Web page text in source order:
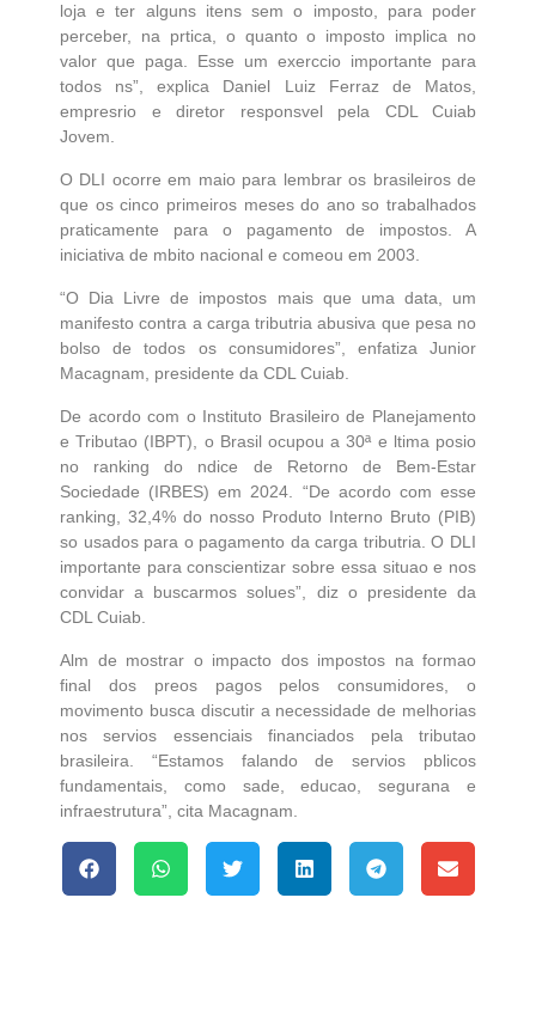
loja e ter alguns itens sem o imposto, para poder
perceber, na prtica, o quanto o imposto implica no
valor que paga. Esse um exerccio importante para
todos ns”, explica Daniel Luiz Ferraz de Matos,
empresrio e diretor responsvel pela CDL Cuiab
Jovem.
O DLI ocorre em maio para lembrar os brasileiros de
que os cinco primeiros meses do ano so trabalhados
praticamente para o pagamento de impostos. A
iniciativa de mbito nacional e comeou em 2003.
“O Dia Livre de impostos mais que uma data, um
manifesto contra a carga tributria abusiva que pesa no
bolso de todos os consumidores”, enfatiza Junior
Macagnam, presidente da CDL Cuiab.
De acordo com o Instituto Brasileiro de Planejamento
e Tributao (IBPT), o Brasil ocupou a 30ª e ltima posio
no ranking do ndice de Retorno de Bem-Estar
Sociedade (IRBES) em 2024. “De acordo com esse
ranking, 32,4% do nosso Produto Interno Bruto (PIB)
so usados para o pagamento da carga tributria. O DLI
importante para conscientizar sobre essa situao e nos
convidar a buscarmos solues”, diz o presidente da
CDL Cuiab.
Alm de mostrar o impacto dos impostos na formao
final dos preos pagos pelos consumidores, o
movimento busca discutir a necessidade de melhorias
nos servios essenciais financiados pela tributao
brasileira. “Estamos falando de servios pblicos
fundamentais, como sade, educao, segurana e
infraestrutura”, cita Macagnam.